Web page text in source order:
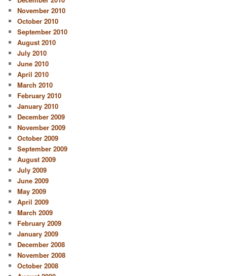
November 2010
October 2010
September 2010
August 2010
July 2010
June 2010
April 2010
March 2010
February 2010
January 2010
December 2009
November 2009
October 2009
September 2009
August 2009
July 2009
June 2009
May 2009
April 2009
March 2009
February 2009
January 2009
December 2008
November 2008
October 2008